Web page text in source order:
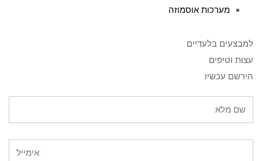
מערכות אוסמוזה
למבצעים בלעדיים
עצות וטיפים
הירשם עכשיו: